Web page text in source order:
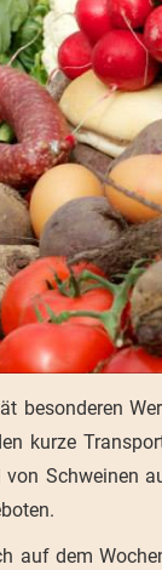
besonderen
kurze
Schweinen
auf dem